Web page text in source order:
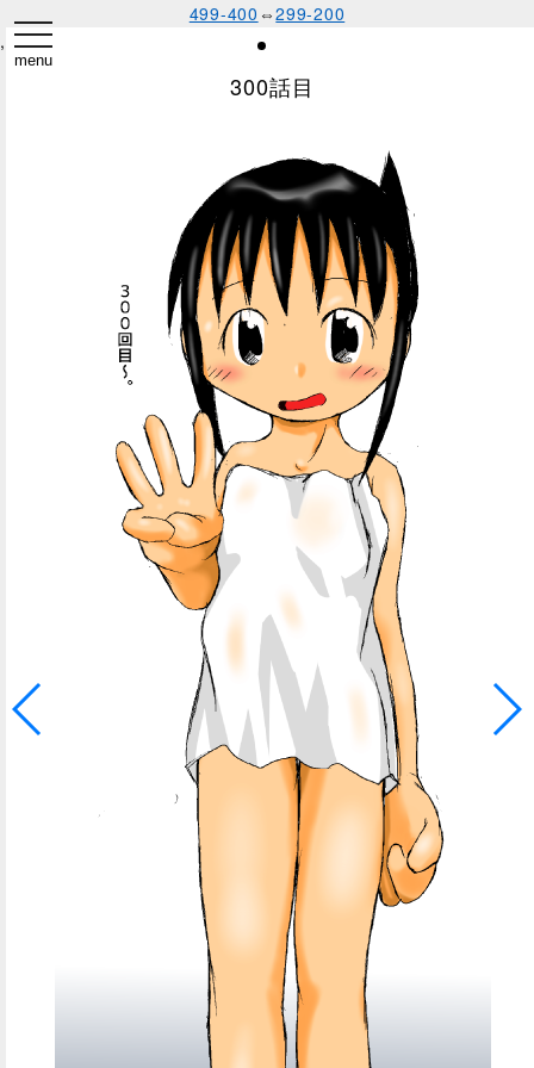
toggle
navigation
menu
499-400 ⇔299-200
,
300話目